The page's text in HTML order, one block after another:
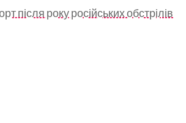
після року російських обстрілів